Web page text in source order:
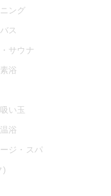
ング
ス
サウナ
浴
い玉
浴
ジ・スパ
)